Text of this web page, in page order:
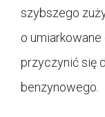
szybszego
o
przyczynić się
benzynowego.